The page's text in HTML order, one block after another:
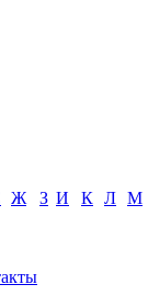
Ж З И К Л М